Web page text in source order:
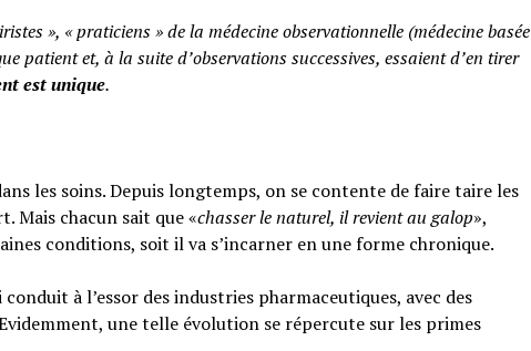
», « praticiens » de la médecine observationnelle (médecine basée
patient et, à la suite d’observations successives, essaient d’en tirer
est unique.
les soins. Depuis longtemps, on se contente de faire taire les
Mais chacun sait que «chasser le naturel, il revient au galop»,
conditions, soit il va s’incarner en une forme chronique.
à l’essor des industries pharmaceutiques, avec des
une telle évolution se répercute sur les primes